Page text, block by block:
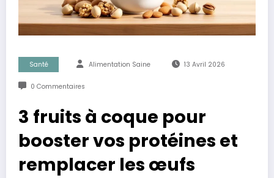
Santé Alimentation Saine 13 Avril 2026
0 Commentaires
3 fruits à coque pour
booster vos protéines et
remplacer les œufs